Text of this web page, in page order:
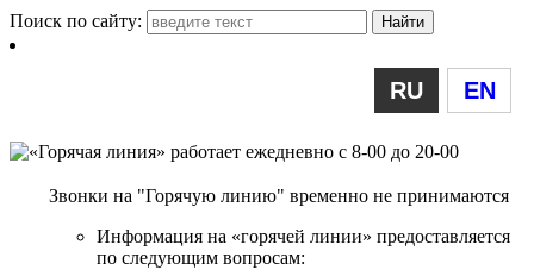
Поиск по сайту:
RU EN
Звонки на "Горячую линию" временно не принимаются
Информация на «горячей линии» предоставляется
по следующим вопросам: